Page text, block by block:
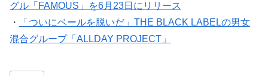
グル「FAMOUS」を6月23日にリリース
・
「ついにベールを脱いだ」THE BLACK LABELの男女
混合グループ「ALLDAY PROJECT」